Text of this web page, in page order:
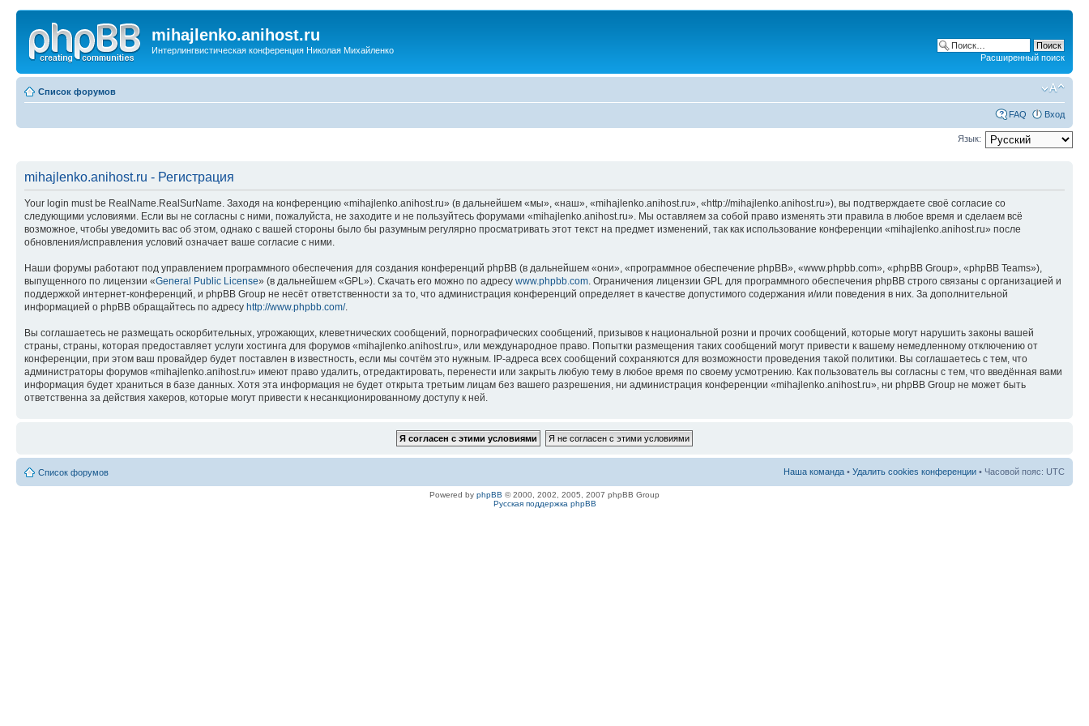
mihajlenko.anihost.ru
Интерлингвистическая конференция Николая Михайленко
Расширенный поиск
Список форумов
FAQ Вход
Язык:
mihajlenko.anihost.ru - Регистрация
Your login must be RealName.RealSurName. Заходя на конференцию «mihajlenko.anihost.ru» (в дальнейшем «мы», «наш», «mihajlenko.anihost.ru», «http://mihajlenko.anihost.ru»), вы подтверждаете своё согласие со
следующими условиями. Если вы не согласны с ними, пожалуйста, не заходите и не пользуйтесь форумами «mihajlenko.anihost.ru». Мы оставляем за собой право изменять эти правила в любое время и сделаем всё
возможное, чтобы уведомить вас об этом, однако с вашей стороны было бы разумным регулярно просматривать этот текст на предмет изменений, так как использование конференции «mihajlenko.anihost.ru» после
обновления/исправления условий означает ваше согласие с ними.
Наши форумы работают под управлением программного обеспечения для создания конференций phpBB (в дальнейшем «они», «программное обеспечение phpBB», «www.phpbb.com», «phpBB Group», «phpBB Teams»),
выпущенного по лицензии «General Public License» (в дальнейшем «GPL»). Скачать его можно по адресу www.phpbb.com. Ограничения лицензии GPL для программного обеспечения phpBB строго связаны с организацией и
поддержкой интернет-конференций, и phpBB Group не несёт ответственности за то, что администрация конференций определяет в качестве допустимого содержания и/или поведения в них. За дополнительной
информацией о phpBB обращайтесь по адресу http://www.phpbb.com/.
Вы соглашаетесь не размещать оскорбительных, угрожающих, клеветнических сообщений, порнографических сообщений, призывов к национальной розни и прочих сообщений, которые могут нарушить законы вашей
страны, страны, которая предоставляет услуги хостинга для форумов «mihajlenko.anihost.ru», или международное право. Попытки размещения таких сообщений могут привести к вашему немедленному отключению от
конференции, при этом ваш провайдер будет поставлен в известность, если мы сочтём это нужным. IP-адреса всех сообщений сохраняются для возможности проведения такой политики. Вы соглашаетесь с тем, что
администраторы форумов «mihajlenko.anihost.ru» имеют право удалить, отредактировать, перенести или закрыть любую тему в любое время по своему усмотрению. Как пользователь вы согласны с тем, что введённая вами
информация будет храниться в базе данных. Хотя эта информация не будет открыта третьим лицам без вашего разрешения, ни администрация конференции «mihajlenko.anihost.ru», ни phpBB Group не может быть
ответственна за действия хакеров, которые могут привести к несанкционированному доступу к ней.
Список форумов Наша команда • Удалить cookies конференции • Часовой пояс: UTC
Powered by phpBB © 2000, 2002, 2005, 2007 phpBB Group
Русская поддержка phpBB